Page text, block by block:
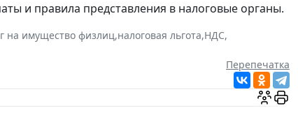
и правила представления в налоговые органы.
на имущество физлиц,налоговая льгота,НДС,
Перепечатка